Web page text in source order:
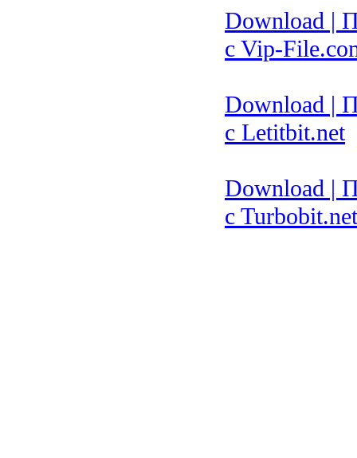
Download |
c Vip-
Download |
c Letitbit.net
Download |
c Turbobit.net